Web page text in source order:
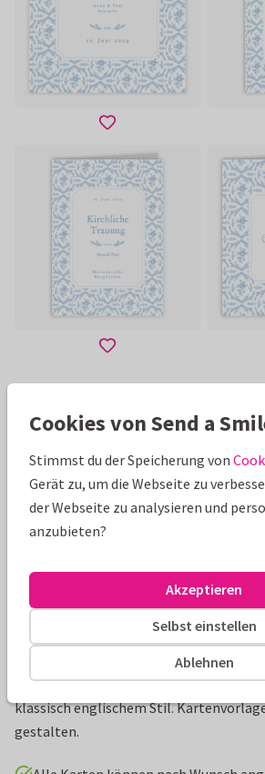
Schöne Extras zu deiner Karte
Produktinformation
Romantische Einladung zur Hochzeit
klassisch englischem Stil.
gestalten.
Cookies von Send a
Stimmst du der Speicherung von
Gerät zu, um die Webseite zu
der Webseite zu analysieren und
anzubieten?
Ablehnen
Selbst einstellen
Akzeptieren